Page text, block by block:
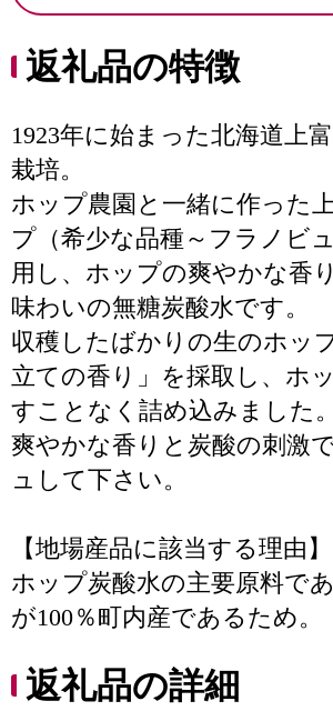
返礼品の特徴
1923年に始まった北海道上
栽培。
ホップ農園と一緒に作った
プ（希少な品種～フラノビ
用し、ホップの爽やかな香
味わいの無糖炭酸水です。
収穫したばかりの生のホッ
立ての香り」を採取し、ホ
すことなく詰め込みました。
爽やかな香りと炭酸の刺激
ュして下さい。
【地場産品に該当する理由】
ホップ炭酸水の主要原料で
が100％町内産であるため。
返礼品の詳細